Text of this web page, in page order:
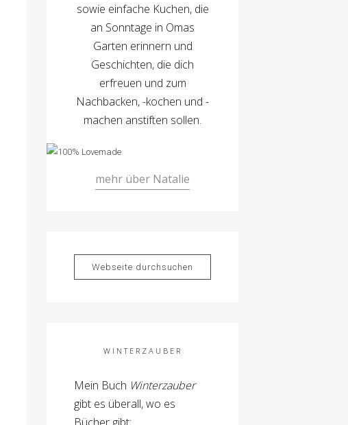
sowie einfache Kuchen, die
an Sonntage in Omas
Garten erinnern und
Geschichten, die dich
erfreuen und zum
Nachbacken, -kochen und -
machen anstiften sollen.
mehr über Natalie
WINTERZAUBER
Mein Buch Winterzauber
gibt es überall, wo es